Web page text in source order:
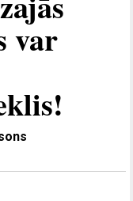
var